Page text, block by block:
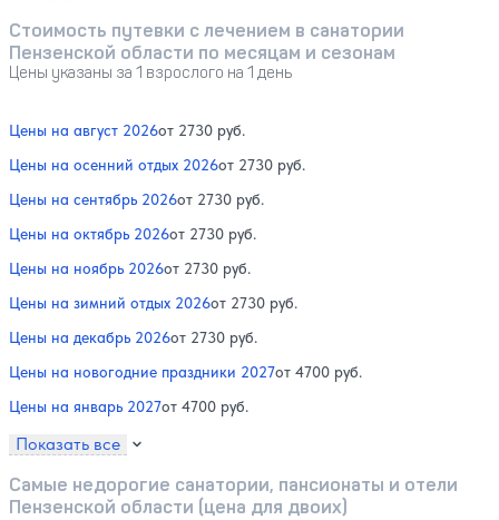
Стоимость путевки с лечением в санатории
Пензенской области по месяцам и сезонам
Цены указаны за 1 взрослого на 1 день
Цены на август 2026от 2730 руб.
Цены на осенний отдых 2026от 2730 руб.
Цены на сентябрь 2026от 2730 руб.
Цены на октябрь 2026от 2730 руб.
Цены на ноябрь 2026от 2730 руб.
Цены на зимний отдых 2026от 2730 руб.
Цены на декабрь 2026от 2730 руб.
Цены на новогодние праздники 2027от 4700 руб.
Цены на январь 2027от 4700 руб.
Показать все
Самые недорогие санатории, пансионаты и отели
Пензенской области (цена для двоих)